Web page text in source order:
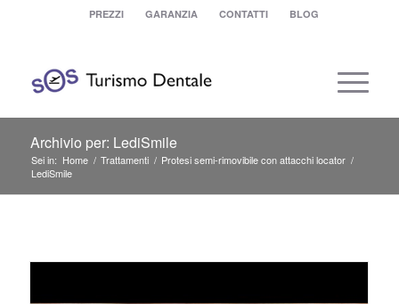
PREZZI GARANZIA CONTATTI BLOG
Archivio per: LediSmile
Sei in: Home / Trattamenti / Protesi semi-rimovibile con attacchi locator /
LediSmile